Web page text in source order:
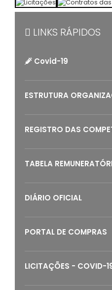
LINKS RÁPIDOS
Covid-19
ESTRUTURA
REGISTRO DAS
TABELA
DIÁRIO OFICIAL
PORTAL DE COMPRAS
LICITAÇÕES - COVID-